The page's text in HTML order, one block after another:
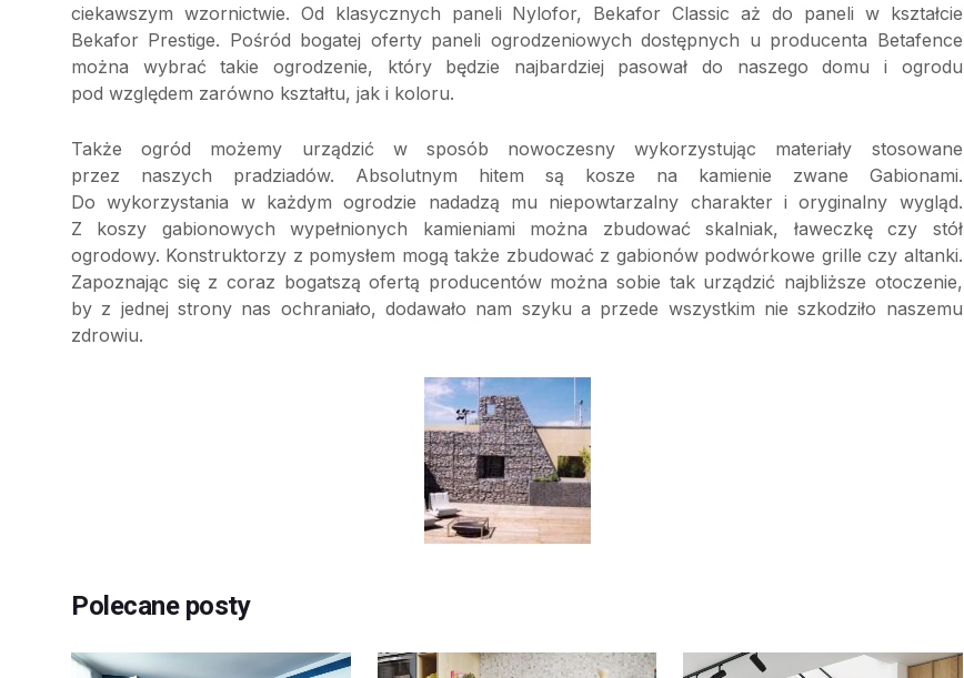
ciekawszym wzornictwie. Od klasycznych paneli Nylofor, Bekafor Classic aż do paneli w kształcie
Bekafor Prestige. Pośród bogatej oferty paneli ogrodzeniowych dostępnych u producenta Betafence
można wybrać takie ogrodzenie, który będzie najbardziej pasował do naszego domu i ogrodu
pod względem zarówno kształtu, jak i koloru.
Także ogród możemy urządzić w sposób nowoczesny wykorzystując materiały stosowane
przez naszych pradziadów. Absolutnym hitem są kosze na kamienie zwane Gabionami.
Do wykorzystania w każdym ogrodzie nadadzą mu niepowtarzalny charakter i oryginalny wygląd.
Z koszy gabionowych wypełnionych kamieniami można zbudować skalniak, ławeczkę czy stół
ogrodowy. Konstruktorzy z pomysłem mogą także zbudować z gabionów podwórkowe grille czy altanki.
Zapoznając się z coraz bogatszą ofertą producentów można sobie tak urządzić najbliższe otoczenie,
by z jednej strony nas ochraniało, dodawało nam szyku a przede wszystkim nie szkodziło naszemu
zdrowiu.
Polecane posty